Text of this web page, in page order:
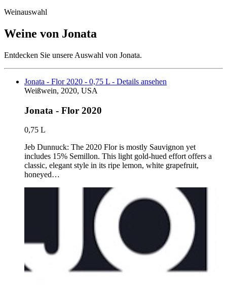
Weinauswahl
Weine von Jonata
Entdecken Sie unsere Auswahl von Jonata.
Jonata - Flor 2020 - 0,75 L - Details ansehen
Weißwein, 2020, USA
Jonata - Flor 2020
0,75 L
Jeb Dunnuck: The 2020 Flor is mostly Sauvignon yet
includes 15% Semillon. This light gold-hued effort offers a
classic, elegant style in its ripe lemon, white grapefruit,
honeyed…